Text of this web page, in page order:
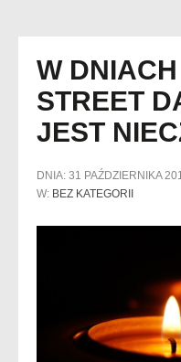
W
STREET
JEST
DNIA: 31 PAŹDZIERNIKA
W: BEZ KATEGORII